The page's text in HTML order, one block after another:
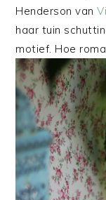
Henderson van
haar tuin
motief. Hoe